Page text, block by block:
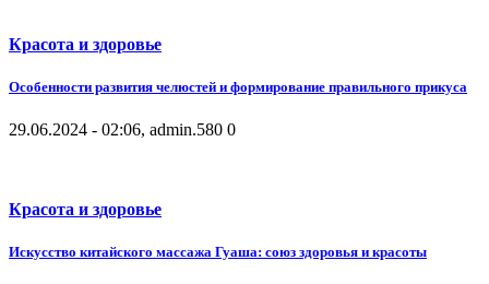
Красота и здоровье
Особенности развития челюстей и формирование правильного прикуса
29.06.2024 - 02:06, admin.580 0
Красота и здоровье
Искусство китайского массажа Гуаша: союз здоровья и красоты